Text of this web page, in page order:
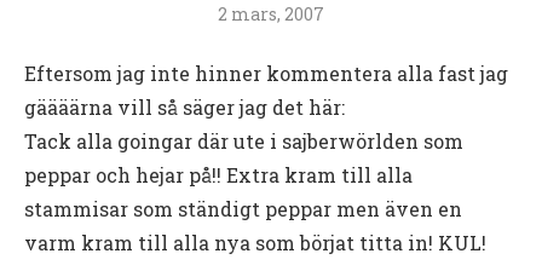
2 mars, 2007
Eftersom jag inte hinner kommentera alla fast jag
gäääärna vill så säger jag det här:
Tack alla goingar där ute i sajberwörlden som
peppar och hejar på!! Extra kram till alla
stammisar som ständigt peppar men även en
varm kram till alla nya som börjat titta in! KUL!